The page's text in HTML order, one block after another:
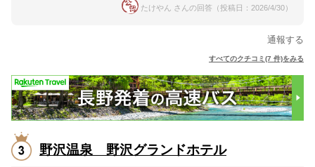
たけやん さんの回答（投稿日：2026/4/30）
通報する
すべてのクチコミ(7 件)をみる
野沢温泉 野沢グランドホテル